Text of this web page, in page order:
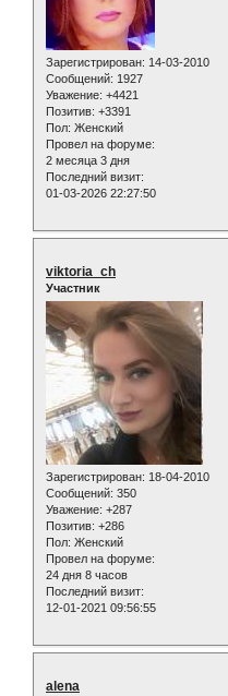
Зарегистрирован: 14-03-2010
Сообщений: 1927
Уважение: +4421
Позитив: +3391
Пол: Женский
Провел на форуме:
2 месяца 3 дня
Последний визит:
01-03-2026 22:27:50
viktoria_ch
Участник
Зарегистрирован: 18-04-2010
Сообщений: 350
Уважение: +287
Позитив: +286
Пол: Женский
Провел на форуме:
24 дня 8 часов
Последний визит:
12-01-2021 09:56:55
alena